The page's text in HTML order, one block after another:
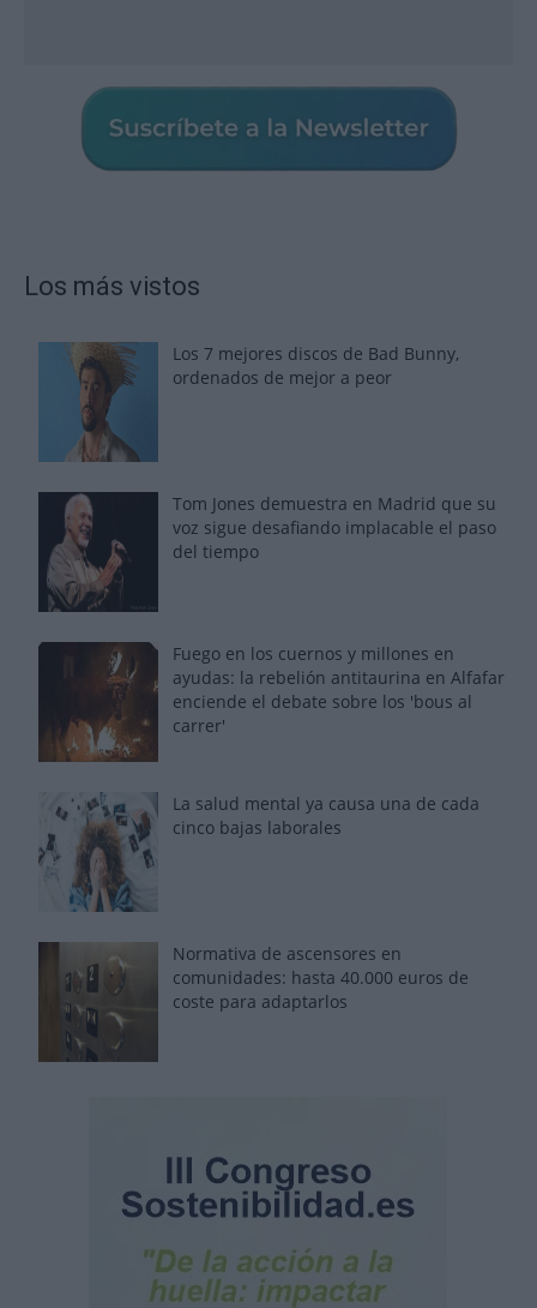
Los más vistos
Los 7 mejores discos de Bad Bunny,
ordenados de mejor a peor
Tom Jones demuestra en Madrid que su
voz sigue desafiando implacable el paso
del tiempo
Fuego en los cuernos y millones en
ayudas: la rebelión antitaurina en Alfafar
enciende el debate sobre los 'bous al
carrer'
La salud mental ya causa una de cada
cinco bajas laborales
Normativa de ascensores en
comunidades: hasta 40.000 euros de
coste para adaptarlos